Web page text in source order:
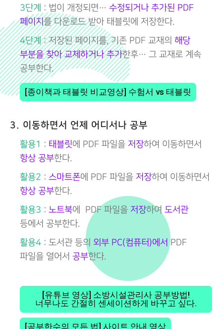
3단계
: 법이 개정되면… 수정되거나 추가된 PDF
페이지를 다운로드 받아 태블릿에 저장한다.
4단계: 저장된 페이지를, 기존 PDF 교재의 해당
부분을 찾아 교체하거나 추가한후… 그 교재로 계속
공부한다.
[종이책과 태블릿 비교영상] 수험서 vs 태블릿
3. 이동하면서 언제 어디서나 공부
활용1 : 태블릿에 PDF 파일을 저장하여 이동하면서
항상 공부한다.
활용2 : 스마트폰에 PDF 파일을 저장하여 이동하면서
항상 공부한다.
활용3 : 노트북에 PDF 파일을 저장하여 도서관
등에서 공부한다.
활용4 : 도서관 등의 외부 PC(컴퓨터)에서 PDF
파일을 열어서 공부한다.
[유튜브 영상] 소방시설관리사 공부방법!
너무나도 간절히 센세이션하게 바꾸고 싶다.
[공부한수의 모든 법] 사이트 안내 영상